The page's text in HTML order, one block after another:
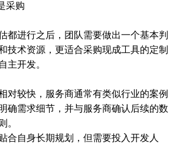
采购
都进行之后，团队需要做出一个基本判
技术资源，更适合采购现成工具的定制
主开发。
对较快，服务商通常有类似行业的案例
确需求细节，并与服务商确认后续的数
。
合自身长期规划，但需要投入开发人